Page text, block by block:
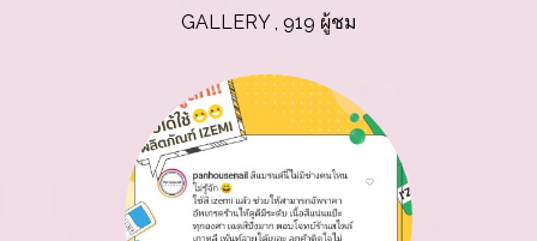
GALLERY, 919 ผู้ชม